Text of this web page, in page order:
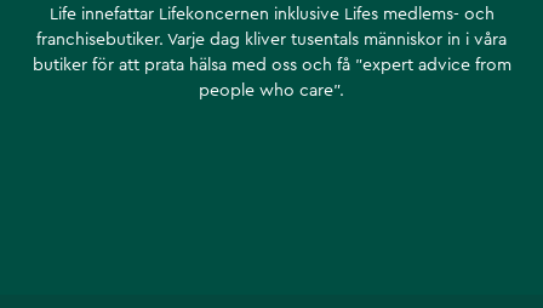
Life innefattar Lifekoncernen inklusive Lifes medlems- och
franchisebutiker. Varje dag kliver tusentals människor in i våra
butiker för att prata hälsa med oss och få ”expert advice from
people who care”.